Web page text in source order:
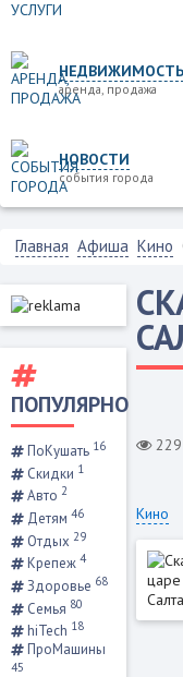
НЕДВИЖИМОСТЬ
аренда, продажа
НОВОСТИ
события города
Главная Афиша Кино
ПОПУЛЯРНО
ПоКушать 16
Скидки 1
Авто 2
Детям 46
Отдых 29
Крепеж 4
Здоровье 68
Семья 80
hiTech 18
ПроМашины
45
229
Кино